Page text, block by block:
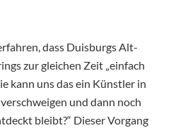
dass Duisburgs Alt-
zur gleichen Zeit „einfach
kann uns das ein Künstler in
und dann noch
bleibt?“ Dieser Vorgang